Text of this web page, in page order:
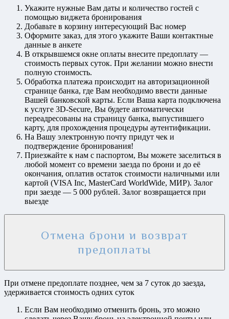
Укажите нужные Вам даты и количество гостей с
помощью виджета бронирования
Добавьте в корзину интересующий Вас номер
Оформите заказ, для этого укажите Ваши контактные
данные в анкете
В открывшемся окне оплаты внесите предоплату —
стоимость первых суток. При желании можно внести
полную стоимость.
Обработка платежа происходит на авторизационной
странице банка, где Вам необходимо ввести данные
Вашей банковской карты. Если Ваша карта подключена
к услуге 3D-Secure, Вы будете автоматически
переадресованы на страницу банка, выпустившего
карту, для прохождения процедуры аутентификации.
На Вашу электронную почту придут чек и
подтверждение бронирования!
Приезжайте к нам с паспортом, Вы можете заселиться в
любой момент со времени заезда по брони и до её
окончания, оплатив остаток стоимости наличными или
картой (VISA Inc, MasterCard WorldWide, МИР). Залог
при заезде — 5 000 рублей. Залог возвращается при
выезде
Отмена брони и возврат
предоплаты
При отмене предоплате позднее, чем за 7 суток до заезда,
удерживается стоимость одних суток
Если Вам необходимо отменить бронь, это можно